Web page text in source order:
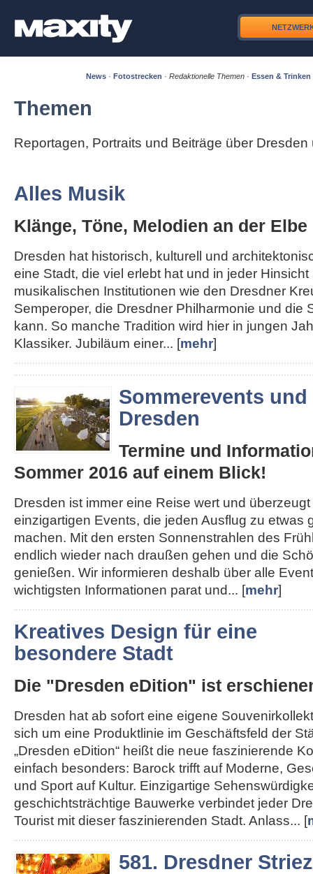
News · Fotostrecken · Redaktionelle Themen · Essen & Trinken
Themen
Reportagen, Portraits und Beiträge über
Alles Musik
Klänge, Töne, Melodien an der Elbe
Dresden hat historisch, kulturell und
eine Stadt, die viel erlebt hat und in jeder
musikalischen Institutionen wie den Dresdner
Semperoper, die Dresdner Philharmonie und die
kann. So manche Tradition wird hier in jungen
Klassiker. Jubiläum einer... [mehr]
Sommerevents
Dresden
Termine und
Sommer 2016 auf einem Blick!
Dresden ist immer eine Reise wert und
einzigartigen Events, die jeden Ausflug zu etwas
machen. Mit den ersten Sonnenstrahlen des
endlich wieder nach draußen gehen und die
genießen. Wir informieren deshalb über alle
wichtigsten Informationen parat und... [mehr]
Kreatives Design für eine
besondere Stadt
Die "Dresden eDition" ist
Dresden hat ab sofort eine eigene
sich um eine Produktlinie im Geschäftsfeld der
„Dresden eDition“ heißt die neue faszinierende
einfach besonders: Barock trifft auf Moderne,
und Sport auf Kultur. Einzigartige
geschichtsträchtige Bauwerke verbindet jeder
Tourist mit dieser faszinierenden Stadt. Anlass... [
581. Dresdner